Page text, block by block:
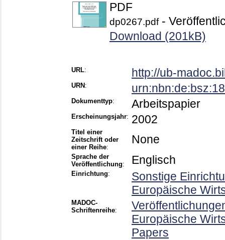
PDF
dp0267.pdf-
Download (201kB)
URL: http://ub-
URN :
Dokumenttyp: Arbeitspapier
Erscheinungsjahr: 2002
Titel einer
Zeitschrift oder
einer Reihe:
None
Sprache der
Veröffentlichung: Englisch
Einrichtung:
Sonstige
Europäische
MADOC-
Schriftenreihe:
Europäische
Papers